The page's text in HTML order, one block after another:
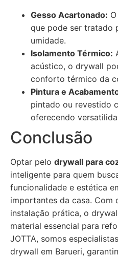
Gesso Acartonado:
que pode ser tratado
umidade.
Isolamento Térmico:
acústico, o drywall
conforto térmico da
Pintura e
pintado ou revestido
oferecendo
Conclusão
Optar pelo drywall para
inteligente para quem
funcionalidade e estética
importantes da casa. Com
instalação prática, o
material essencial para
JOTTA, somos
drywall em Barueri,